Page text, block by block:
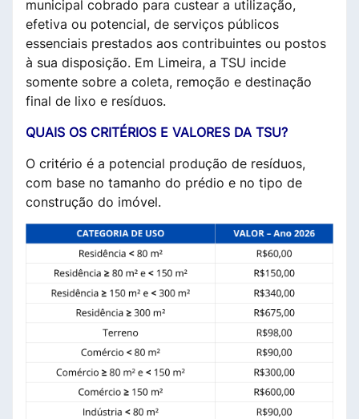
municipal cobrado para custear a utilização,
efetiva ou potencial, de serviços públicos
essenciais prestados aos contribuintes ou postos
à sua disposição. Em Limeira, a TSU incide
somente sobre a coleta, remoção e destinação
final de lixo e resíduos.
QUAIS OS CRITÉRIOS E VALORES DA TSU?
O critério é a potencial produção de resíduos,
com base no tamanho do prédio e no tipo de
construção do imóvel.